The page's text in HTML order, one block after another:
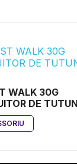
WALK 30G
DE